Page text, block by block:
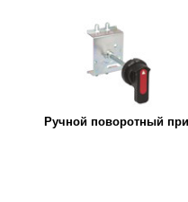
Ручной поворотный